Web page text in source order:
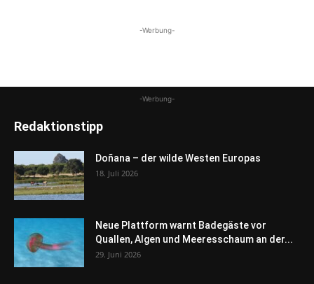
-Werbung-
-Werbung-
Redaktionstipp
Doñana – der wilde Westen Europas
18. Juli 2026
Neue Plattform warnt Badegäste vor
Quallen, Algen und Meeresschaum an der...
29. Juni 2026